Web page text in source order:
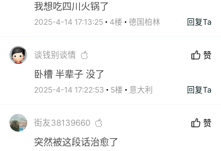
我想吃四川火锅了
2025-4-14 17:13:25 4楼 德国柏林 回复Ta
谈钱别谈情 赞
卧槽 半辈子 没了
2025-4-14 17:22:53 5楼 意大利 回复Ta
街友38139660 赞
突然被这段话治愈了